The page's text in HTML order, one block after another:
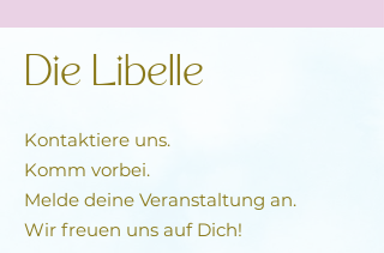
Die Libelle
Kontaktiere uns.
Komm vorbei.
Melde deine Veranstaltung an.
Wir freuen uns auf Dich!